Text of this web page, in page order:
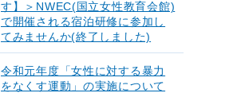
す】＞NWEC(国立女性教育会館)
で開催される宿泊研修に参加し
てみませんか(終了しました)
令和元年度「女性に対する暴力
をなくす運動」の実施について